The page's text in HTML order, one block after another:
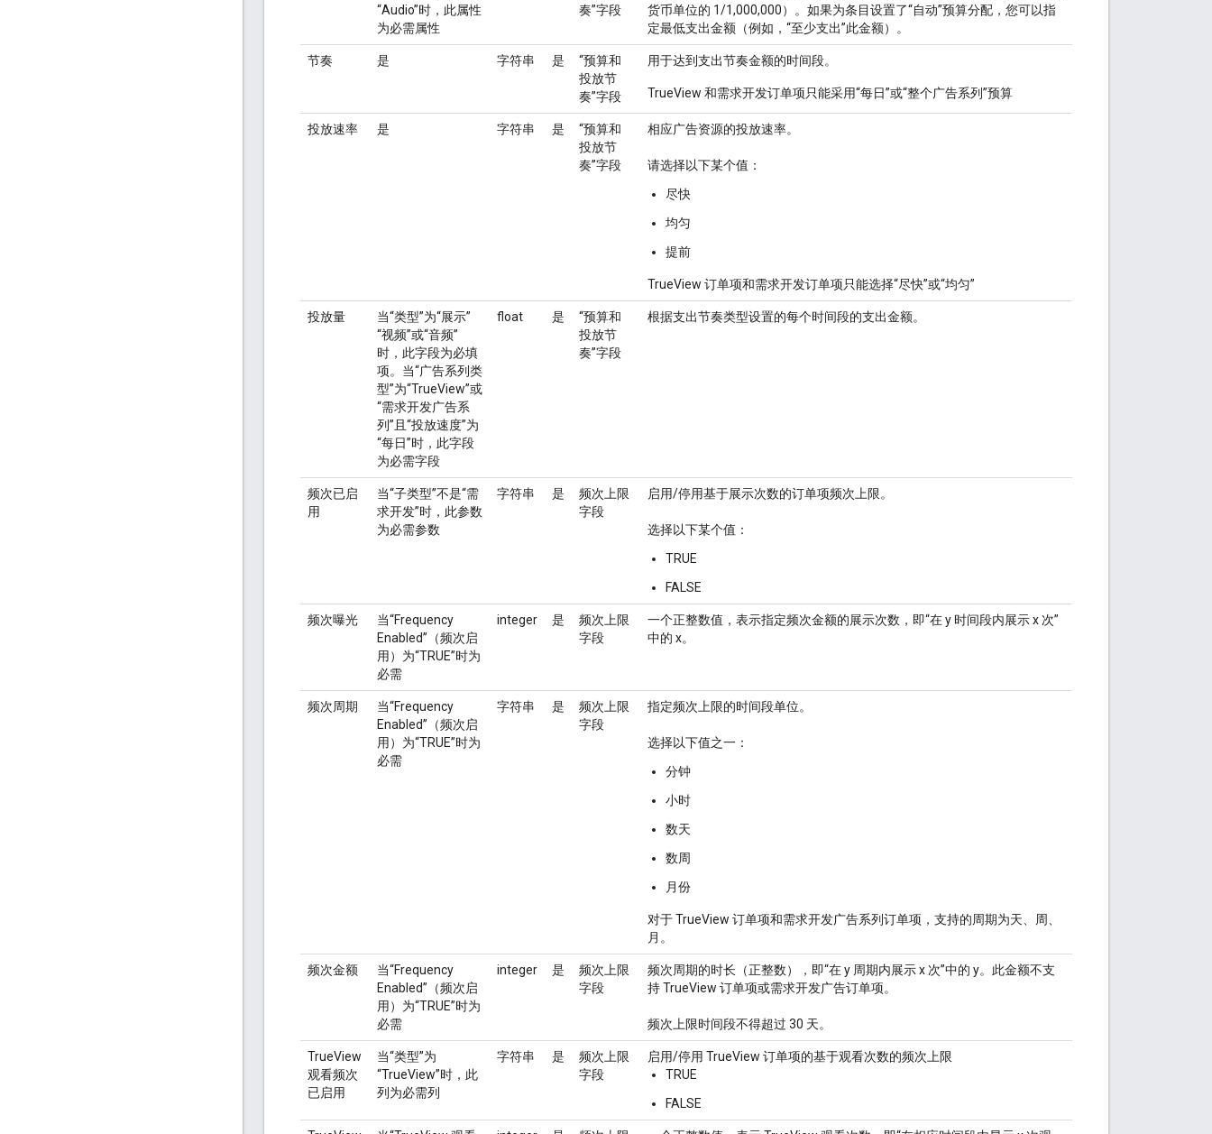
“Audio”时，此属性
为必需属性
奏”字段
货币单位的 1/1,000,000）。如果为条目设置了“自动”预算分配，您可以指
定最低支出金额（例如，“至少支出”此金额）。
节奏 是 字符串 是
“预算和
投放节
奏”字段
用于达到支出节奏金额的时间段。
TrueView 和需求开发订单项只能采用“每日”或“整个广告系列”预算
投放速率 是 字符串 是
“预算和
投放节
奏”字段
相应广告资源的投放速率。
请选择以下某个值：
尽快
均匀
提前
TrueView 订单项和需求开发订单项只能选择“尽快”或“均匀”
投放量
当“类型”为“展示”
“视频”或“音频”
时，此字段为必填
项。当“广告系列类
型”为“TrueView”或
“需求开发广告系
列”且“投放速度”为
“每日”时，此字段
为必需字段
float 是
“预算和
投放节
奏”字段
根据支出节奏类型设置的每个时间段的支出金额。
频次已启
用
当“子类型”不是“需
求开发”时，此参数
为必需参数
字符串 是
频次上限
字段
启用/停用基于展示次数的订单项频次上限。
选择以下某个值：
TRUE
FALSE
频次曝光
当“Frequency
Enabled”（频次启
用）为“TRUE”时为
必需
integer 是
频次上限
字段
一个正整数值，表示指定频次金额的展示次数，即“在 y 时间段内展示 x 次”
中的 x。
频次周期
当“Frequency
Enabled”（频次启
用）为“TRUE”时为
必需
字符串 是
频次上限
字段
指定频次上限的时间段单位。
选择以下值之一：
分钟
小时
数天
数周
月份
对于 TrueView 订单项和需求开发广告系列订单项，支持的周期为天、周、
月。
频次金额
当“Frequency
Enabled”（频次启
用）为“TRUE”时为
必需
integer 是
频次上限
字段
频次周期的时长（正整数），即“在 y 周期内展示 x 次”中的 y。此金额不支
持 TrueView 订单项或需求开发广告订单项。
频次上限时间段不得超过 30 天。
TrueView
观看频次
已启用
当“类型”为
“TrueView”时，此
列为必需列
字符串 是
频次上限
字段
启用/停用 TrueView 订单项的基于观看次数的频次上限
TRUE
FALSE